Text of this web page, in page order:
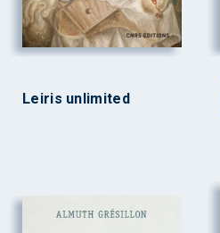
Leiris unlimited